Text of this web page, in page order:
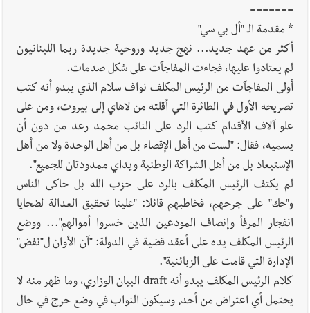
=======
* مقدمة الـ "أل بي سي"
أكثر من عهد جديد... نهج جديد وروحية جديدة ربما اللبنانيون
لم يعتادوا عليها، فجاءت المفاجآت على شكل صدمات.
أولى المفاجآت من الرئيس المكلف نواف سلام الذي يبدو أنه كتب
تصريحه الأول في الطائرة التي أقلته من لاهاي إلى بيروت، ومن على
علو آلاف الأقدام كتب الرد على النائب محمد رعد من دون أن
يسميه، فقال: "لست من أهل الإقصاء بل من أهل الوحدة ولا من أهل
الإستبعاد بل من أهل الشراكة الوطنية ويداي ممدودتان للجميع".
لم يكتف الرئيس المكلف بالرد على حزب الله بل حاكى الناس
و"حك" على جرحهم، فخاطبهم قائلا: "علينا تحقيق العدالة لضحايا
انفجار المرفأ وإنصاف المودعين الذين خسروا أموالهم"... ووضع
الرئيس المكلف يده على أعقد قضية في الدولة: "آن الأوان ل"نفض"
الإدارة التي قامت على الزبائنية".
كلام الرئيس المكلف يبدو أنه draft البيان الوزاري، وما ظهر منه لا
يحتمل أي اعتراض من أحد, وسيكون النواب في وضع حرج في حال